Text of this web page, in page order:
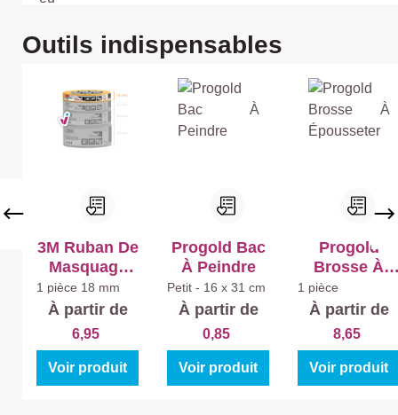
is
Ignorer la galerie de produits
Outils indispensables
3M Ruban De
Masquage
Doré
1 pièce 18 mm
À partir de
6,95
Voir produit
Progold Bac
À Peindre
Petit - 16 x 31 cm
À partir de
0,85
Voir produit
Progold
Brosse À
Épousseter
1 pièce
À partir de
8,65
Voir produit